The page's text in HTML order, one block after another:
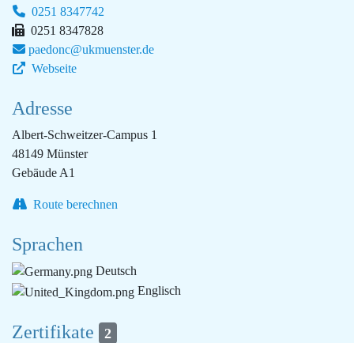
0251 8347742
0251 8347828
paedonc@ukmuenster.de
Webseite
Adresse
Albert-Schweitzer-Campus 1
48149 Münster
Gebäude A1
Route berechnen
Sprachen
Deutsch
Englisch
Zertifikate 2